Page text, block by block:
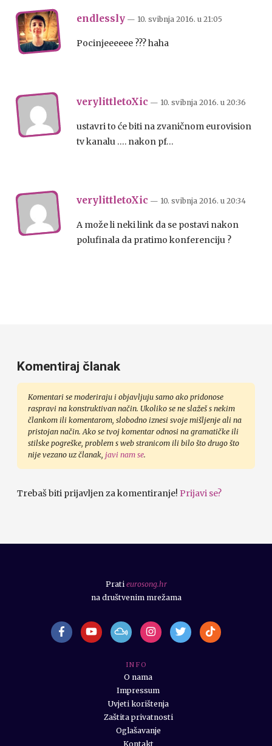
endlessly — 10. svibnja 2016. u 21:05
Pocinjeeeeee ??? haha
verylittletoXic — 10. svibnja 2016. u 20:36
ustavri to će biti na zvaničnom eurovision
tv kanalu …. nakon pf…
verylittletoXic — 10. svibnja 2016. u 20:34
A može li neki link da se postavi nakon
polufinala da pratimo konferenciju ?
Komentiraj članak
Komentari se moderiraju i objavljuju samo ako pridonose
raspravi na konstruktivan način. Ukoliko se ne slažeš s nekim
člankom ili komentarom, slobodno iznesi svoje mišljenje ali na
pristojan način. Ako se tvoj komentar odnosi na gramatičke ili
stilske pogreške, problem s web stranicom ili bilo što drugo što
nije vezano uz članak, javi nam se.
Trebaš biti prijavljen za komentiranje! Prijavi se?
I N F O
O nama
Impressum
Uvjeti korištenja
Zaštita privatnosti
Oglašavanje
Kontakt
Prati eurosong.hr
na društvenim mrežama